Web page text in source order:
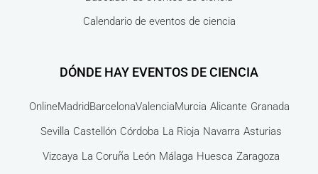
Calendario de eventos de ciencia
DÓNDE HAY EVENTOS DE CIENCIA
OnlineMadridBarcelonaValenciaMurcia Alicante Granada
Sevilla Castellón Córdoba La Rioja Navarra Asturias
Vizcaya La Coruña León Málaga Huesca Zaragoza